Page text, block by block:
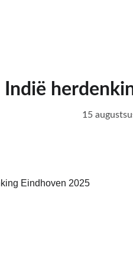
Indië
15